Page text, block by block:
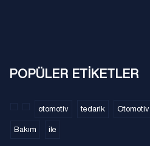
POPÜLER ETİKETLER
otomotiv tedarik Otomotiv
Bakım ile